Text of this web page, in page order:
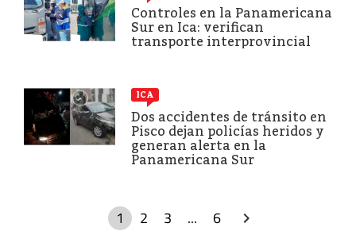
Controles en la Panamericana
Sur en Ica: verifican
transporte interprovincial
ICA
Dos accidentes de tránsito en
Pisco dejan policías heridos y
generan alerta en la
Panamericana Sur
1 2 3 ... 6